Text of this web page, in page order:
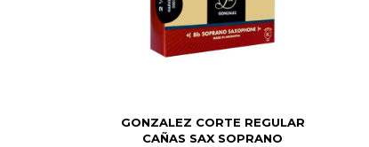
GONZALEZ CORTE REGULAR
CAÑAS SAX SOPRANO